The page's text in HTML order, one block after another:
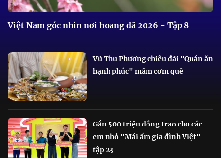
Việt Nam góc nhìn nơi hoang dã 2026 - Tập 8
Vũ Thu Phương chiêu đãi "Quán ăn
hạnh phúc" mâm cơm quê
Gần 500 triệu đồng trao cho các
em nhỏ "Mái ấm gia đình Việt"
tập 23